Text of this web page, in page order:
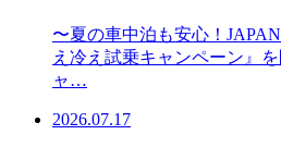
〜夏の車中泊も安心！
え冷え試乗キャンペーン』
ャ…
2026.07.17